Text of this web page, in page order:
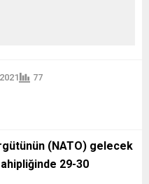
77
(NATO) gelecek
29-30